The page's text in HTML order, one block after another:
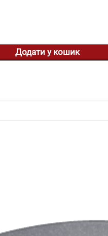
Додати у кошик